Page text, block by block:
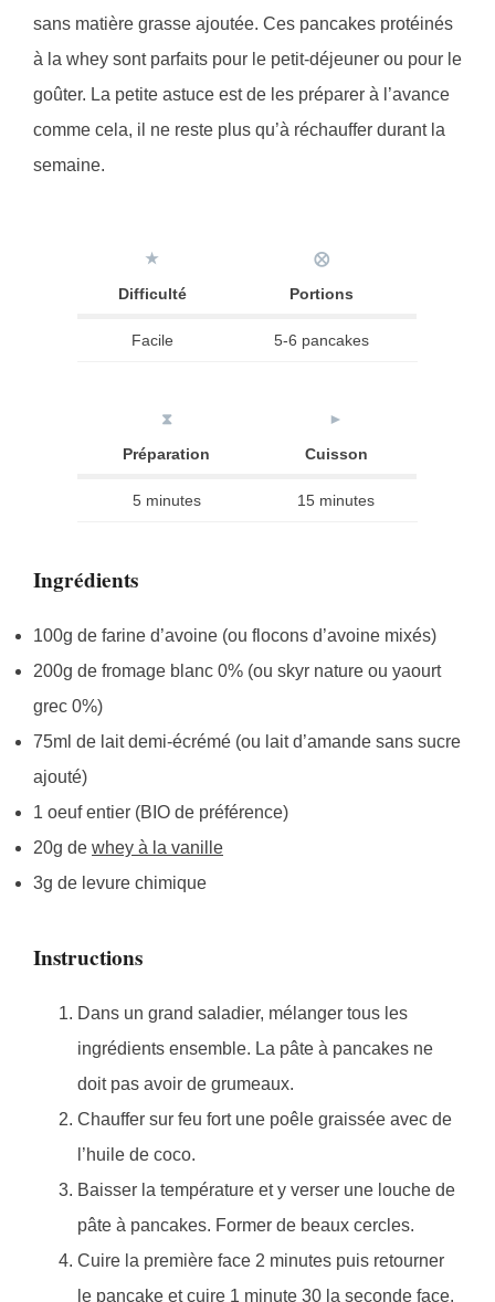
sans matière grasse ajoutée. Ces pancakes protéinés
à la whey sont parfaits pour le petit-déjeuner ou pour le
goûter. La petite astuce est de les préparer à l’avance
comme cela, il ne reste plus qu’à réchauffer durant la
semaine.
★
Difficulté
⨂
Portions
Facile 5-6 pancakes
⧗
Préparation
►
Cuisson
5 minutes 15 minutes
Ingrédients
100g de farine d’avoine (ou flocons d’avoine mixés)
200g de fromage blanc 0% (ou skyr nature ou yaourt
grec 0%)
75ml de lait demi-écrémé (ou lait d’amande sans sucre
ajouté)
1 oeuf entier (BIO de préférence)
20g de whey à la vanille
3g de levure chimique
Instructions
Dans un grand saladier, mélanger tous les
ingrédients ensemble. La pâte à pancakes ne
doit pas avoir de grumeaux.
Chauffer sur feu fort une poêle graissée avec de
l’huile de coco.
Baisser la température et y verser une louche de
pâte à pancakes. Former de beaux cercles.
Cuire la première face 2 minutes puis retourner
le pancake et cuire 1 minute 30 la seconde face.